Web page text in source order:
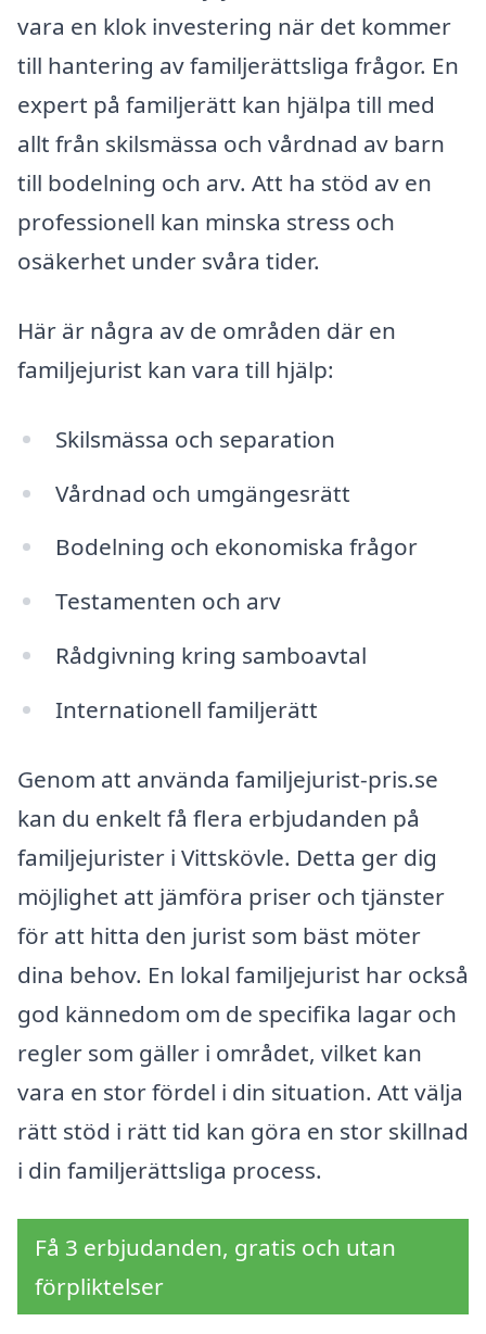
vara en klok investering när det kommer
till hantering av familjerättsliga frågor. En
expert på familjerätt kan hjälpa till med
allt från skilsmässa och vårdnad av barn
till bodelning och arv. Att ha stöd av en
professionell kan minska stress och
osäkerhet under svåra tider.
Här är några av de områden där en
familjejurist kan vara till hjälp:
Skilsmässa och separation
Vårdnad och umgängesrätt
Bodelning och ekonomiska frågor
Testamenten och arv
Rådgivning kring samboavtal
Internationell familjerätt
Genom att använda familjejurist-pris.se
kan du enkelt få flera erbjudanden på
familjejurister i Vittskövle. Detta ger dig
möjlighet att jämföra priser och tjänster
för att hitta den jurist som bäst möter
dina behov. En lokal familjejurist har också
god kännedom om de specifika lagar och
regler som gäller i området, vilket kan
vara en stor fördel i din situation. Att välja
rätt stöd i rätt tid kan göra en stor skillnad
i din familjerättsliga process.
Få 3 erbjudanden, gratis och utan
förpliktelser